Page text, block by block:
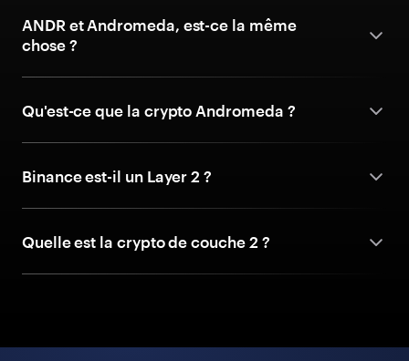
ANDR et Andromeda, est-ce la même
chose ?
Qu'est-ce que la crypto Andromeda ?
Binance est-il un Layer 2 ?
Quelle est la crypto de couche 2 ?